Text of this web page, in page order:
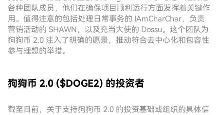
各种团队成员，他们在确保项目顺利运行方面发挥着关键作
用。值得注意的包括处理日常事务的 IAmCharChar，负责
营销活动的 SHAWN，以及充当大使的 Dossu。这个团队为
狗狗币 2.0 注入了明确的愿景，推动符合去中心化和包容性
参与理想的举措。
狗狗币 2.0 ($DOGE2) 的投资者
截至目前，关于支持狗狗币 2.0 的投资基础或组织的具体信